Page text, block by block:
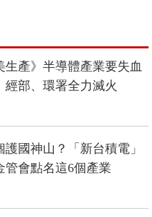
生產》半導體產業要失血
經部、環署全力滅火
護國神山？「新台積電」
管會點名這6個產業